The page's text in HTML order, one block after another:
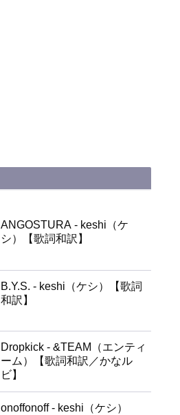
ANGOSTURA - keshi（ケ
シ）【歌詞和訳】
B.Y.S. - keshi（ケシ）【歌詞
和訳】
Dropkick - &TEAM（エンティ
ーム）【歌詞和訳／かなル
ビ】
onoffonoff - keshi（ケシ）